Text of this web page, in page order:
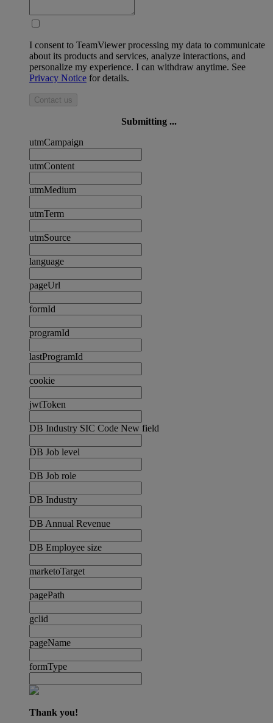
I consent to TeamViewer processing my data to communicate
about its products and services, analyze interactions, and
personalize my experience. I can withdraw anytime. See
Privacy Notice for details.
Contact us
Submitting ...
utmCampaign
utmContent
utmMedium
utmTerm
utmSource
language
pageUrl
formId
programId
lastProgramId
cookie
jwtToken
DB Industry SIC Code New field
DB Job level
DB Job role
DB Industry
DB Annual Revenue
DB Employee size
marketoTarget
pagePath
gclid
pageName
formType
Thank you!